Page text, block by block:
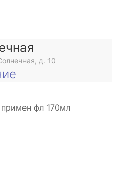
д. 10
фл 170мл